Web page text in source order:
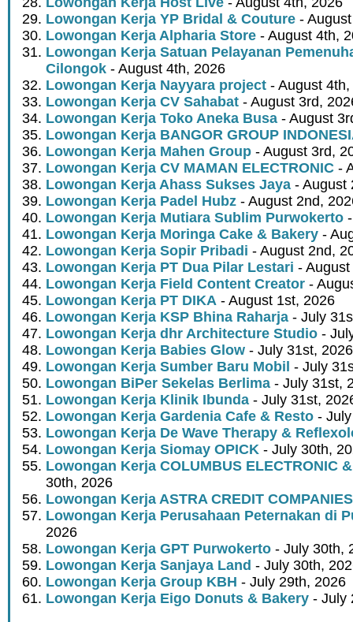
Lowongan Kerja YP Bridal & Couture -
Lowongan Kerja Alpharia Store - August 4th,
Lowongan Kerja Satuan Pelayanan
Cilongok - August 4th, 2026
Lowongan Kerja Nayyara project - August
Lowongan Kerja CV Sahabat - August 3rd,
Lowongan Kerja Toko Aneka Busa - August
Lowongan Kerja BANGOR GROUP
Lowongan Kerja Mahen Group - August 3rd,
Lowongan Kerja CV MAMAN ELECTRONIC -
Lowongan Kerja Ahass Sukses Jaya - August
Lowongan Kerja Padel Hubz - August 2nd,
Lowongan Kerja Mutiara Sublim Purwokerto
Lowongan Kerja Moringa Cake & Bakery -
Lowongan Kerja Sopir Pribadi - August 2nd,
Lowongan Kerja PT Dua Pilar Lestari -
Lowongan Kerja Field Content Creator -
Lowongan Kerja PT DIKA - August 1st, 2026
Lowongan Kerja KSP Bhina Raharja - July
Lowongan Kerja dhr Architecture Studio -
Lowongan Kerja Babies Glow - July 31st, 2026
Lowongan Kerja Sumber Baru Mobil - July
Lowongan BiPer Sekelas Berlima - July 31st,
Lowongan Kerja Klinik Ibunda - July 31st,
Lowongan Kerja Gardenia Cafe & Resto -
Lowongan Kerja De Wave Therapy &
Lowongan Kerja Siomay OPICK - July 30th,
Lowongan Kerja COLUMBUS ELECTRONIC
30th, 2026
Lowongan Kerja ASTRA CREDIT COMPANIES
Lowongan Kerja Perusahaan Peternakan di
2026
Lowongan Kerja GPT Purwokerto - July 30th,
Lowongan Kerja Sanjaya Land - July 30th,
Lowongan Kerja Group KBH - July 29th, 2026
Lowongan Kerja Eigo Donuts & Bakery - July